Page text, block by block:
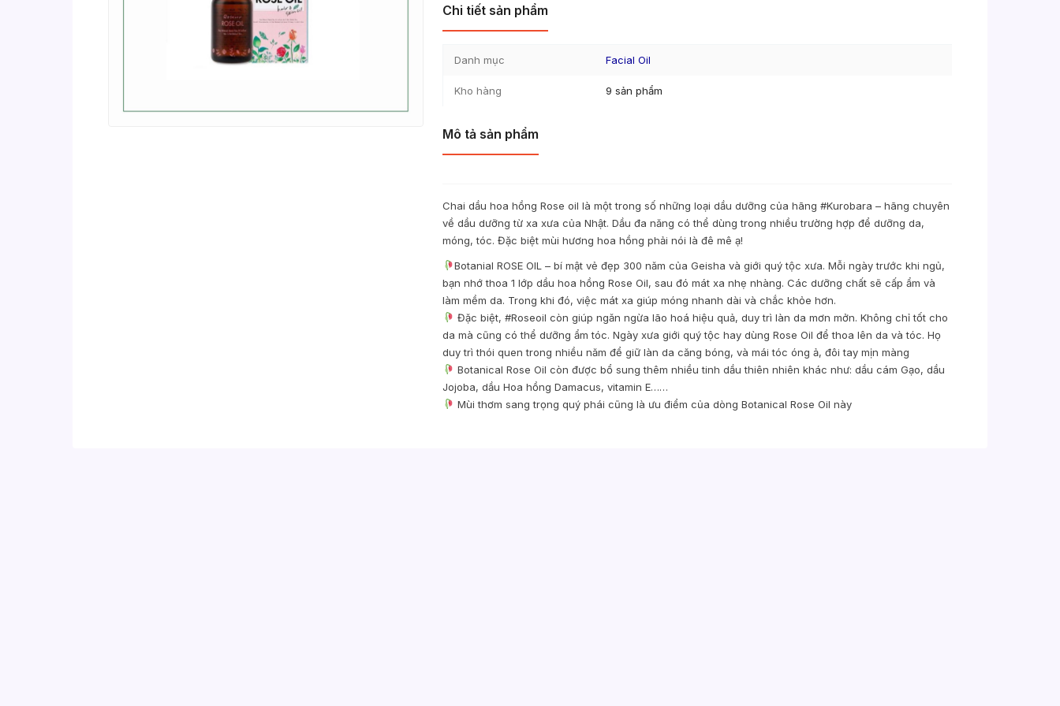
Chi tiết sản phẩm
Danh mục Facial Oil
Kho hàng 9 sản phẩm
Mô tả sản phẩm
Chai dầu hoa hồng Rose oil là một trong số những loại dầu dưỡng của hãng #Kurobara – hãng chuyên
về dầu dưỡng từ xa xưa của Nhật. Dầu đa năng có thể dùng trong nhiều trường hợp để dưỡng da,
móng, tóc. Đặc biệt mùi hương hoa hồng phải nói là đê mê ạ!
Botanial ROSE OIL – bí mật vẻ đẹp 300 năm của Geisha và giới quý tộc xưa. Mỗi ngày trước khi ngủ,
bạn nhớ thoa 1 lớp dầu hoa hồng Rose Oil, sau đó mát xa nhẹ nhàng. Các dưỡng chất sẽ cấp ẩm và
làm mềm da. Trong khi đó, việc mát xa giúp móng nhanh dài và chắc khỏe hơn.
Đặc biệt, #Roseoil còn giúp ngăn ngừa lão hoá hiệu quả, duy trì làn da mơn mởn. Không chỉ tốt cho
da mà cũng có thể dưỡng ẩm tóc. Ngày xưa giới quý tộc hay dùng Rose Oil để thoa lên da và tóc. Họ
duy trì thói quen trong nhiều năm để giữ làn da căng bóng, và mái tóc óng ả, đôi tay mịn màng
Botanical Rose Oil còn được bổ sung thêm nhiều tinh dầu thiên nhiên khác như: dầu cám Gạo, dầu
Jojoba, dầu Hoa hồng Damacus, vitamin E……
Mùi thơm sang trọng quý phái cũng là ưu điểm của dòng Botanical Rose Oil này